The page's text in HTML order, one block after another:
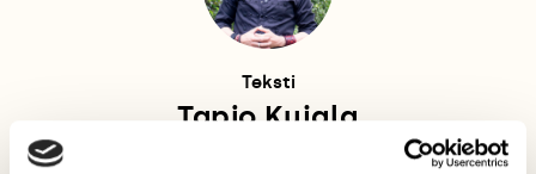
Teksti
Tapio Kujala
Oman elämänsä Hyönteismies, selkärangattomien